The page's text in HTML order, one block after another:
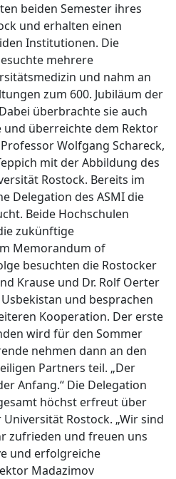
beiden Semester ihres
und erhalten einen
Institutionen. Die
mehrere
und nahm an
zum 600. Jubiläum der
überbrachte sie auch
und überreichte dem Rektor
Wolfgang Schareck,
mit der Abbildung des
Rostock. Bereits im
Delegation des ASMI die
Beide Hochschulen
zukünftige
Memorandum of
besuchten die Rostocker
Krause und Dr. Rolf Oerter
und besprachen
Kooperation. Der erste
wird für den Sommer
nehmen dann an den
Partners teil. „Der
Anfang.“ Die Delegation
höchst erfreut über
Rostock. „Wir sind
zufrieden und freuen uns
und erfolgreiche
Madazimov